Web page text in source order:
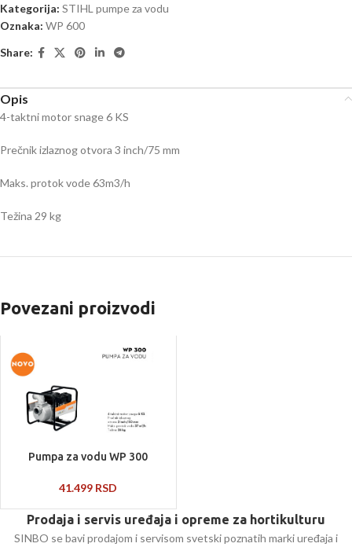
Kategorija: STIHL pumpe za vodu
Oznaka: WP 600
Share:
Opis
4-taktni motor snage 6 KS
Prečnik izlaznog otvora 3 inch/75 mm
Maks. protok vode 63m3/h
Težina 29 kg
Povezani proizvodi
Pumpa za vodu WP 300
41.499 RSD
Prodaja i servis uređaja i opreme za hortikulturu
SINBO se bavi prodajom i servisom svetski poznatih marki uređaja i